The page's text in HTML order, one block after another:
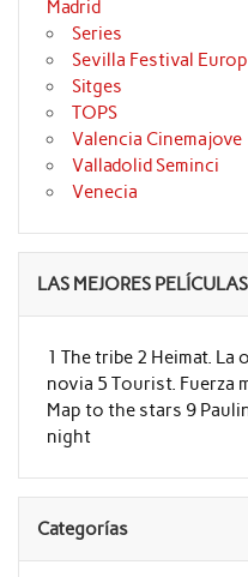
Madrid
Series
Sevilla Festival
Sitges
TOPS
Valencia Cinemajove
Valladolid Seminci
Venecia
LAS MEJORES
1 The tribe 2 Heimat. La
novia 5 Tourist. Fuerza
Map to the stars 9
night
Categorías